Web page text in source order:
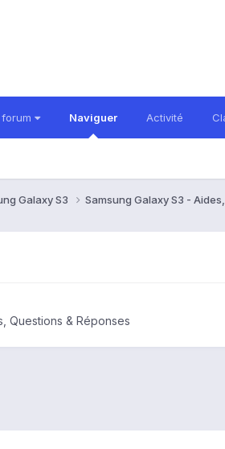
Naviguer Activité
Galaxy S3 Samsung Galaxy S3 -
Questions & Réponses